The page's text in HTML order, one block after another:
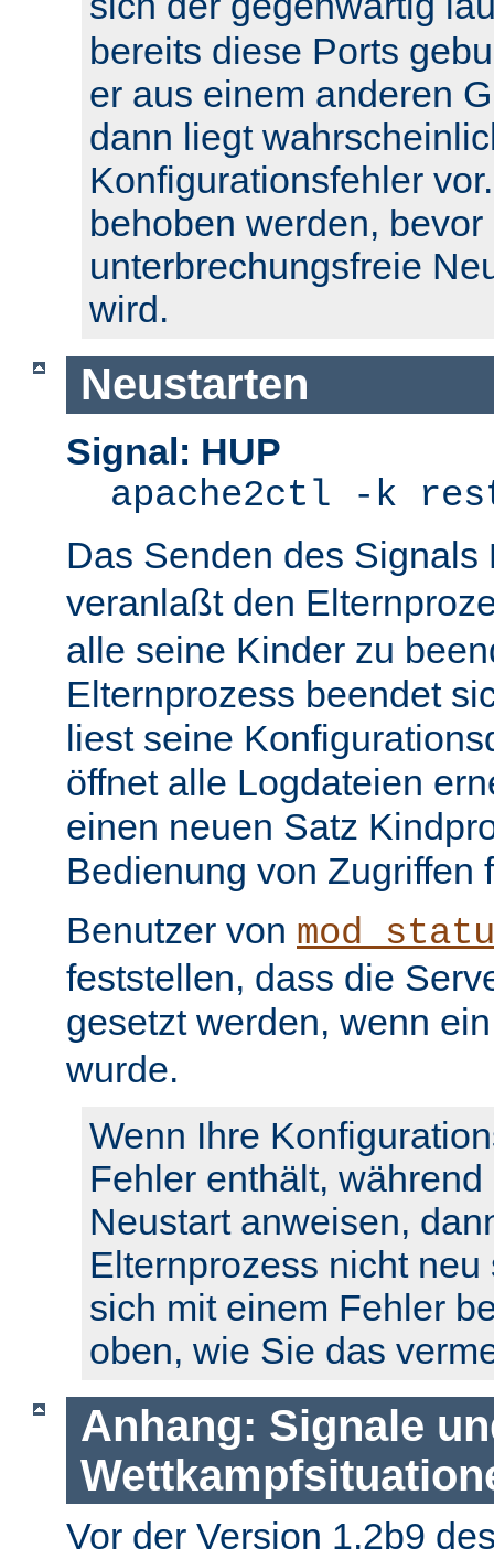
bereits diese Ports
er aus einem anderen
dann liegt
Konfigurationsfehler
behoben werden, bevor
unterbrechungsfreie
wird.
Neustarten
Signal: HUP
apache2ctl -k
Das Senden des Signals
veranlaßt den
alle seine Kinder zu
Elternprozess beendet
liest seine
öffnet alle Logdateien
einen neuen Satz
Bedienung von Zugriffen
Benutzer von
feststellen, dass die
gesetzt werden, wenn
wurde.
Wenn Ihre
Fehler enthält,
Neustart anweisen,
Elternprozess nicht
sich mit einem Fehler
oben, wie Sie das
Anhang: Signale
Vor der Version 1.2b9